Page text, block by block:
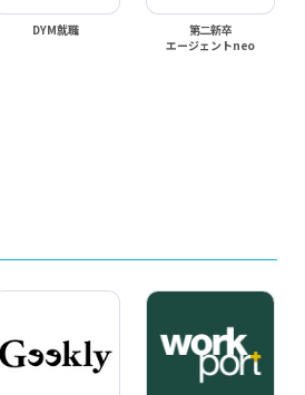
DYM就職
第二新卒
エージェントneo